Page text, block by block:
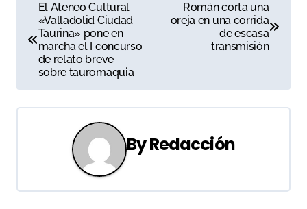
a
e
g
i
El Ateneo Cultural
«Valladolid Ciudad
Taurina» pone en
marcha el I concurso
de relato breve
sobre tauromaquia
Román corta una
oreja en una corrida
de escasa
transmisión
ByRedacción